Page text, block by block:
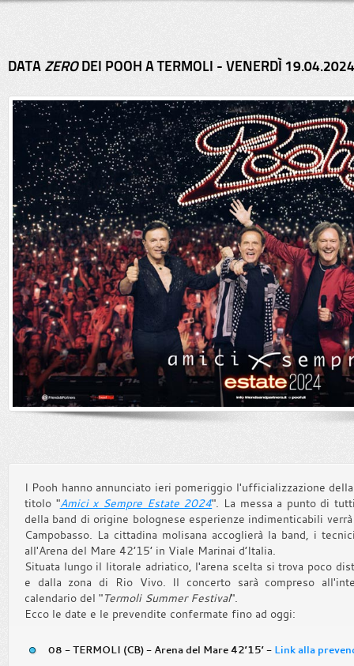
DATA ZERODEI POOH A TERMOLI - VENERDÌ 19.04.2024
I Pooh hanno annunciato ieri pomeriggio l'ufficializzazione
titolo "Amici x Sempre Estate 2024". La messa a punto di
della band di origine bolognese esperienze indimenticabili
Campobasso. La cittadina molisana accoglierà la band, i
all'Arena del Mare 42’15’ in Viale Marinai d’Italia.
Situata lungo il litorale adriatico, l'arena scelta si trova poco
e dalla zona di Rio Vivo. Il concerto sarà compreso
calendario del "Termoli Summer Festival".
Ecco le date e le prevendite confermate fino ad oggi:
08 - TERMOLI (CB) - Arena del Mare 42’15’ - Link alla